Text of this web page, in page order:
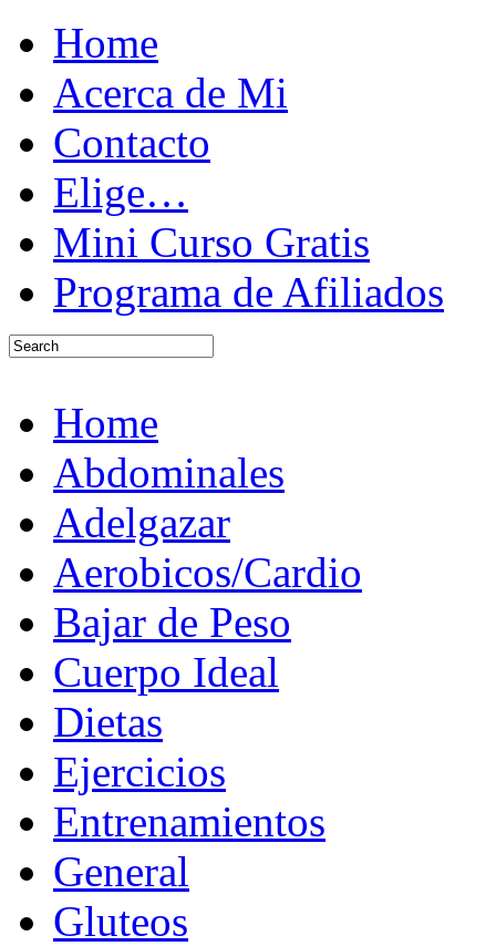
Home
Acerca de Mi
Contacto
Elige…
Mini Curso Gratis
Programa de Afiliados
Home
Abdominales
Adelgazar
Aerobicos/Cardio
Bajar de Peso
Cuerpo Ideal
Dietas
Ejercicios
Entrenamientos
General
Gluteos